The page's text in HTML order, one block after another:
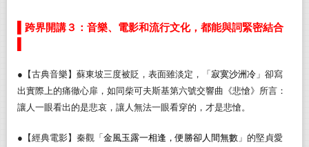
跨界開講３：音樂、電影和流行文化，都能與詞緊密結合
● 【古典音樂】蘇東坡三度被貶，表面雖淡定，「 寂寞沙洲冷 」卻寫
出實際上的痛徹心扉，如同柴可夫斯基第六號交響曲《悲愴》所言：
讓人一眼看出的是悲哀，讓人無法一眼看穿的，才是悲愴。
● 【經典電影】秦觀「 金風玉露一相逢，便勝卻人間無數 」的堅貞愛